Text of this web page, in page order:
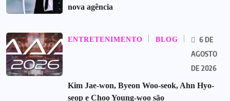
nova agência
ENTRETENIMENTO BLOG
6 DE
AGOSTO
DE 2026
Kim Jae-won, Byeon Woo-seok, Ahn Hyo-
seop e Choo Young-woo são